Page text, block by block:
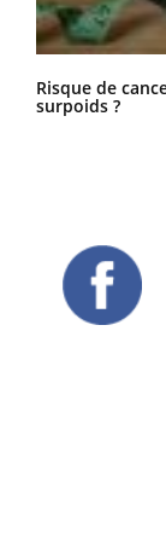
Risque de
surpoids ?